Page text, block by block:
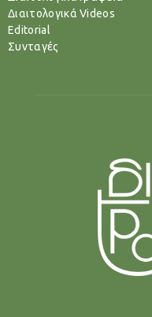
Διαιτολογικά Videos
Editorial
Συνταγές